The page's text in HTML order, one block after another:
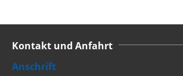
Kontakt und Anfahrt
Anschrift